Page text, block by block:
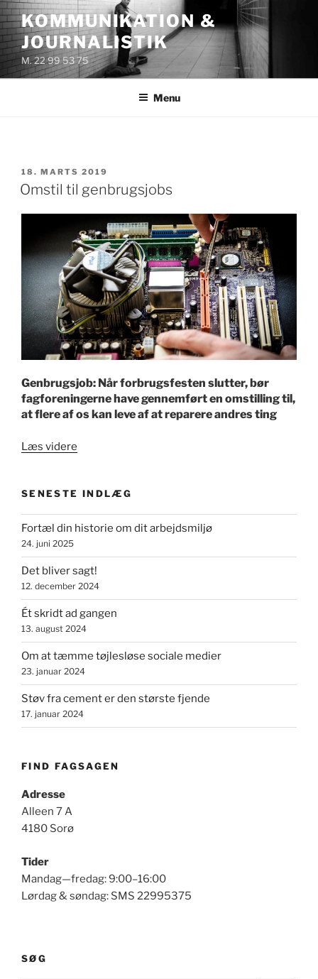
Videre
til
indhold
KOMMUNIKATION &
JOURNALISTIK
M. 22 99 53 75
Menu
UDGIVET
DEN
18. MARTS 2019
Omstil til genbrugsjobs
Genbrugsjob: Når forbrugsfesten slutter, bør
fagforeningerne have gennemført en omstilling til,
at flere af os kan leve af at reparere andres ting
Læs videre
SENESTE INDLÆG
Fortæl din historie om dit arbejdsmiljø
24. juni 2025
Det bliver sagt!
12. december 2024
Ét skridt ad gangen
13. august 2024
Om at tæmme tøjlesløse sociale medier
23. januar 2024
Støv fra cement er den største fjende
17. januar 2024
FIND FAGSAGEN
Adresse
Alleen 7 A
4180 Sorø
Tider
Mandag—fredag: 9:00–16:00
Lørdag & søndag: SMS 22995375
SØG